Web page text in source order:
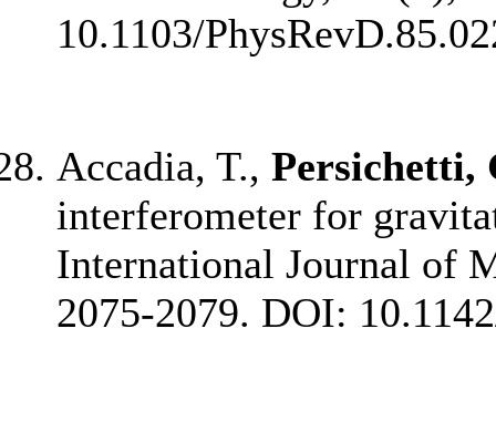
10.1103/
Accadia, T., Persichetti,
interferometer for
International Journal of
2075-2079. DOI: